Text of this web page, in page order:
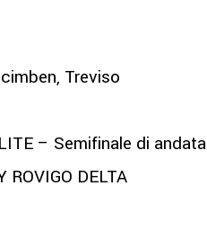
Treviso
– Semifinale di andata
ROVIGO DELTA